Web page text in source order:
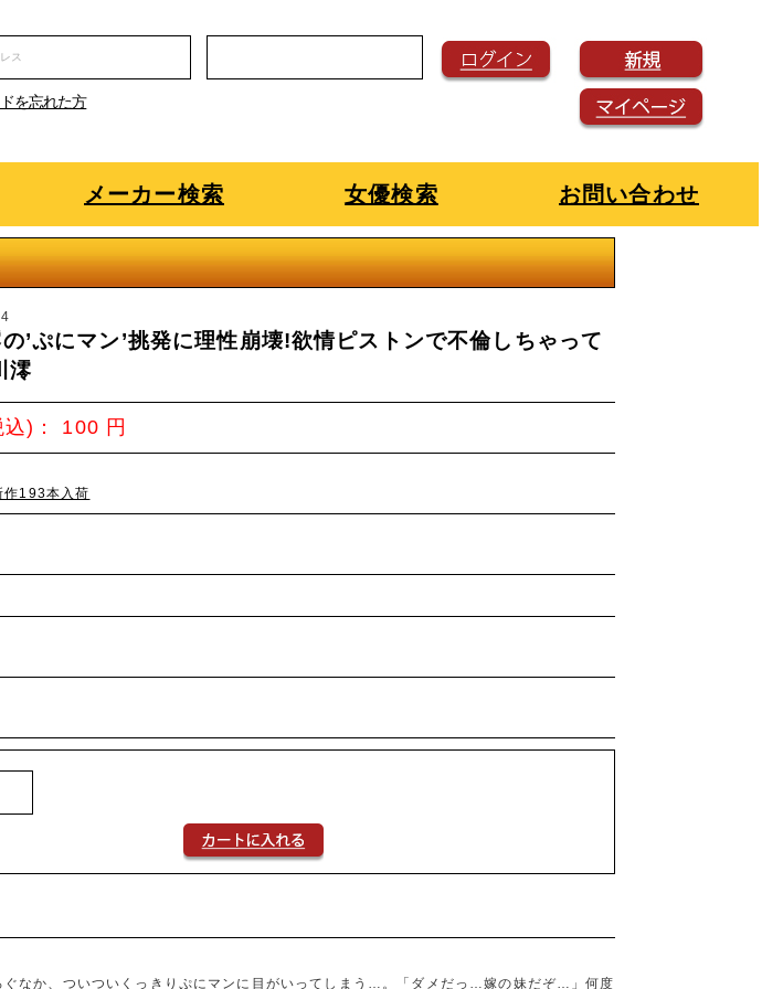
を忘れた方
メーカー検索 女優検索 お問い合わせ
’ぷにマン’挑発に理性崩壊!欲情ピストンで不倫しちゃって
澪
)： 100 円
193本入荷
なか、ついついくっきりぷにマンに目がいってしまう…。「ダメだっ…嫁の妹だぞ…」何度